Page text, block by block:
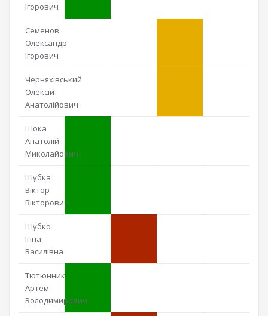
Ігорович
Семенов
Олександр
Ігорович
Черняхівський
Олексій
Анатолійович
Шока
Анатолій
Миколайович
Шубка
Віктор
Вікторович
Шубко
Інна
Василівна
Тютюнник
Артем
Володимирович